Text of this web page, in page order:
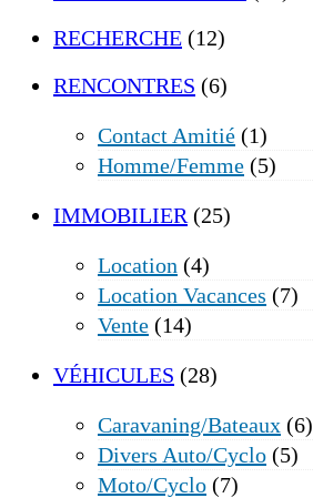
RECHERCHE (12)
RENCONTRES (6)
Contact Amitié (1)
Homme/femme (5)
IMMOBILIER (25)
Location (4)
Location Vacances (7)
Vente (14)
VÉHICULES (28)
Caravaning/bateaux (6)
Divers Auto/cyclo (5)
Moto/cyclo (7)